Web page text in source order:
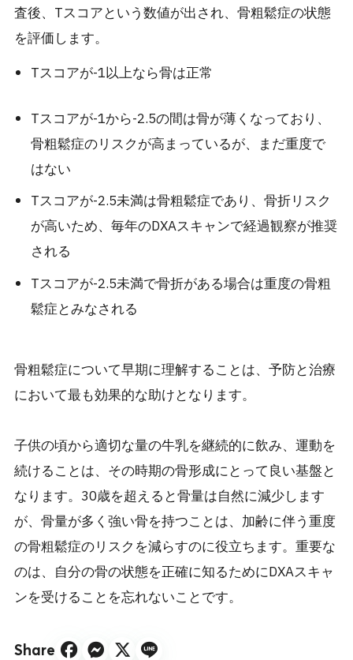
査後、Tスコアという数値が出され、骨粗鬆症の状態
を評価します。
Tスコアが-1以上なら骨は正常
Tスコアが-1から-2.5の間は骨が薄くなっており、
骨粗鬆症のリスクが高まっているが、まだ重度で
はない
Tスコアが-2.5未満は骨粗鬆症であり、骨折リスク
が高いため、毎年のDXAスキャンで経過観察が推奨
される
Tスコアが-2.5未満で骨折がある場合は重度の骨粗
鬆症とみなされる
骨粗鬆症について早期に理解することは、予防と治療
において最も効果的な助けとなります。
子供の頃から適切な量の牛乳を継続的に飲み、運動を
続けることは、その時期の骨形成にとって良い基盤と
なります。30歳を超えると骨量は自然に減少します
が、骨量が多く強い骨を持つことは、加齢に伴う重度
の骨粗鬆症のリスクを減らすのに役立ちます。重要な
のは、自分の骨の状態を正確に知るためにDXAスキャ
ンを受けることを忘れないことです。
Share